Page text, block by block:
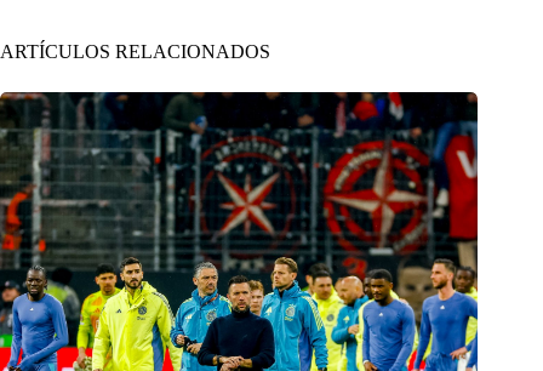
ARTÍCULOS RELACIONADOS